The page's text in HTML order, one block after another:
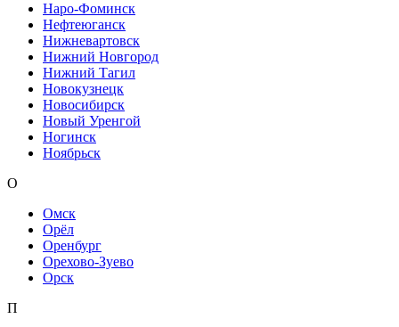
Наро-Фоминск
Нефтеюганск
Нижневартовск
Нижний Новгород
Нижний Тагил
Новокузнецк
Новосибирск
Новый Уренгой
Ногинск
Ноябрьск
О
Омск
Орёл
Оренбург
Орехово-Зуево
Орск
П